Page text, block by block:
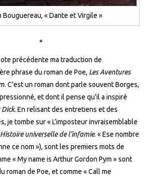
Bouguereau, « Dante et Virgile »
*
précédente ma traduction de
phrase du roman de Poe, Les Aventures
. C’est un roman dont parle souvent Borges,
et dont il pense qu’il a inspiré
Dick. En relisant des entretiens et des
je tombe sur « L’imposteur invraisemblable
Histoire universelle de l’infamie. « Ese nombre
ce nom »), sont les premiers mots de
« My name is Arthur Gordon Pym » sont
roman de Poe, et comme « Call me